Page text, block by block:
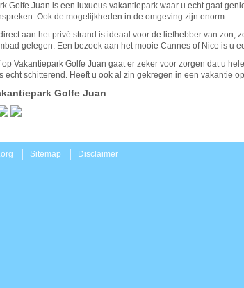
Golfe Juan is een luxueus vakantiepark waar u echt gaat
Ook de mogelijkheden in de omgeving zijn enorm.
aan het privé strand is ideaal voor de liefhebber van zon,
gelegen. Een bezoek aan het mooie Cannes of Nice is u
op Vakantiepark Golfe Juan gaat er zeker voor zorgen dat u
echt schitterend. Heeft u ook al zin gekregen in een vakantie
Golfe Juan
Sitemap Disclaimer